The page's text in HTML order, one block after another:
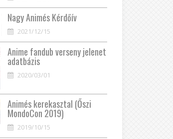
Nagy Animés Kérdőív
2021/12/15
Anime fandub verseny jelenet
adatbázis
2020/03/01
Animés kerekasztal (Őszi
MondoCon 2019)
2019/10/15